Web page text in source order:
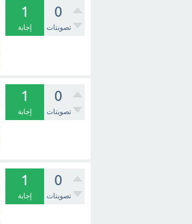
0
تصويتات
1
إجابة
0
تصويتات
1
إجابة
0
تصويتات
1
إجابة